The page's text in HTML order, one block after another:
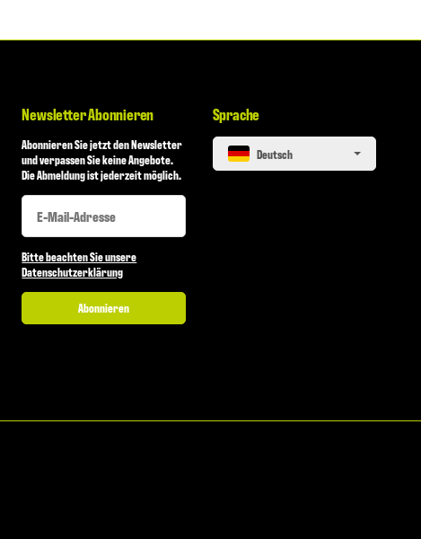
Newsletter Abonnieren
Abonnieren Sie jetzt den Newsletter
und verpassen Sie keine Angebote.
Die Abmeldung ist jederzeit möglich.
Newsletter Abonnieren
Newsletter Abonnieren
Bitte beachten Sie unsere
Datenschutzerklärung
Abonnieren
Sprache
Deutsch